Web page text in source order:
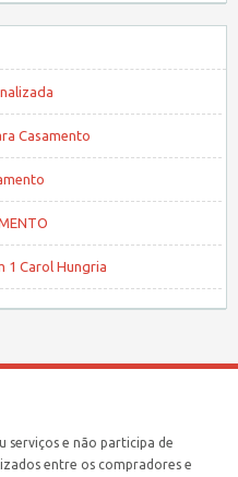
Casamento
1 Carol Hungria
serviços e não participa de
entre os compradores e